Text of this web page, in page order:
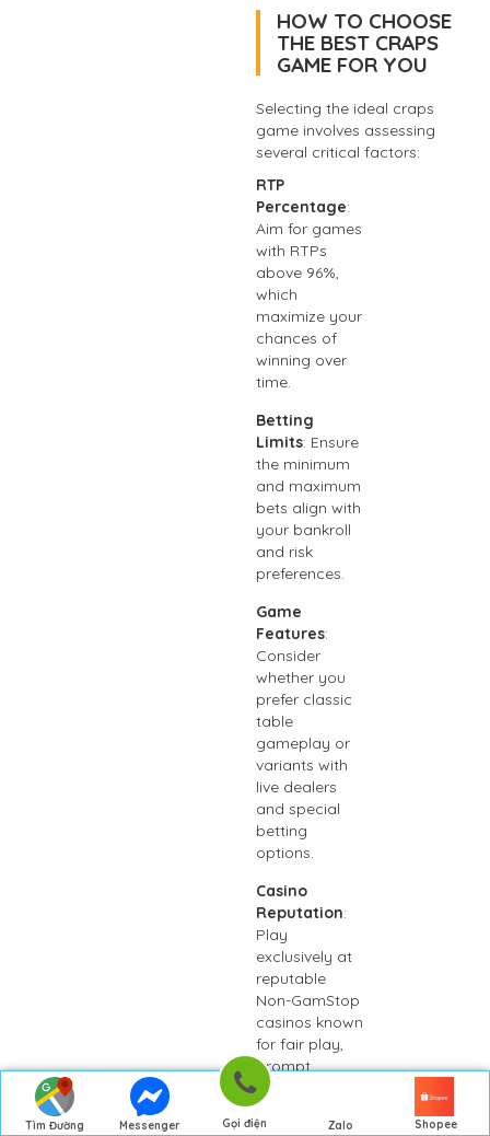
Tìm Đường
Messenger Gọi điện Zalo Shopee
HOW TO CHOOSE
THE BEST CRAPS
GAME FOR YOU
Selecting the ideal craps
game involves assessing
several critical factors:
RTP
Percentage:
Aim for games
with RTPs
above 96%,
which
maximize your
chances of
winning over
time.
Betting
Limits: Ensure
the minimum
and maximum
bets align with
your bankroll
and risk
preferences.
Game
Features:
Consider
whether you
prefer classic
table
gameplay or
variants with
live dealers
and special
betting
options.
Casino
Reputation:
Play
exclusively at
reputable
Non-GamStop
casinos known
for fair play,
prompt
payouts, and
quality
customer